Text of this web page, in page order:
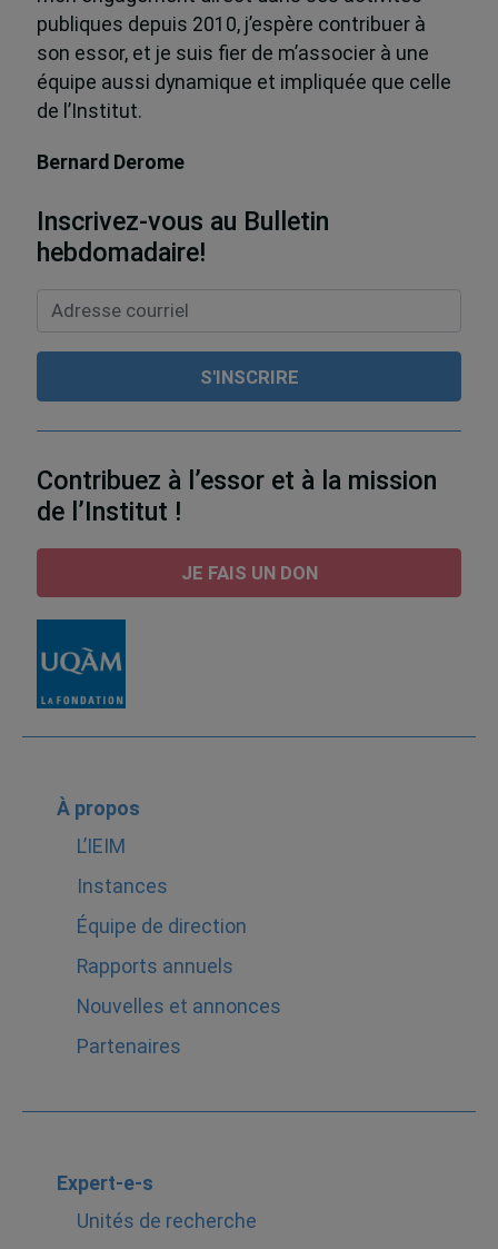
publiques depuis 2010, j’espère contribuer à
son essor, et je suis fier de m’associer à une
équipe aussi dynamique et impliquée que celle
de l’Institut.
Bernard Derome
Inscrivez-vous au Bulletin
hebdomadaire!
Contribuez à l’essor et à la mission
de l’Institut !
JE FAIS UN DON
À propos
L’IEIM
Instances
Équipe de direction
Rapports annuels
Nouvelles et annonces
Partenaires
Expert-e-s
Unités de recherche